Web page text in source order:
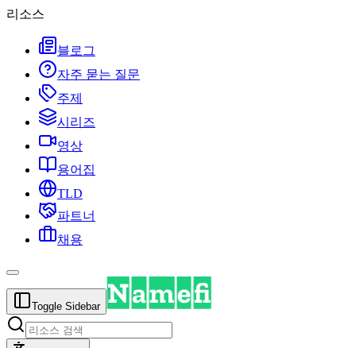
리소스
블로그
자주 묻는 질문
주제
시리즈
영상
용어집
TLD
파트너
채용
Toggle Sidebar